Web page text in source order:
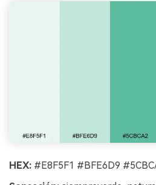
HEX: #E8F5F1 #BFE6D9